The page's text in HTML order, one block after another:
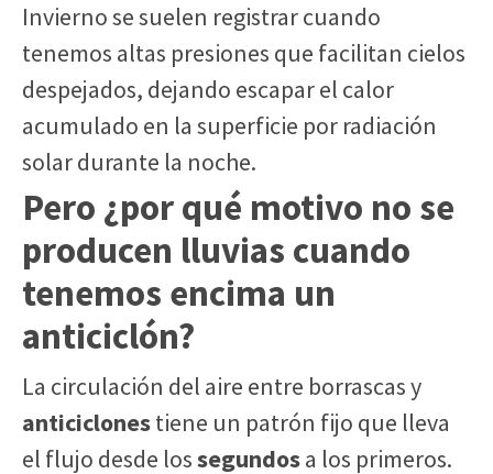
Invierno se suelen registrar cuando
tenemos altas presiones que facilitan cielos
despejados, dejando escapar el calor
acumulado en la superficie por radiación
solar durante la noche.
Pero ¿por qué motivo no se
producen lluvias cuando
tenemos encima un
anticiclón?
La circulación del aire entre borrascas y
anticiclonestiene un patrón fijo que lleva
el flujo desde lossegundosa los primeros.